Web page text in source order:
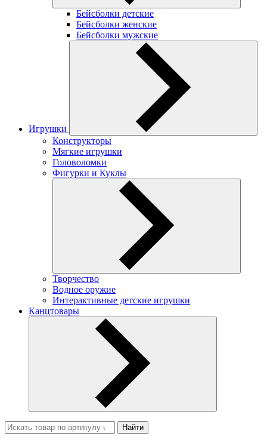
Бейсболки детские
Бейсболки женские
Бейсболки мужские
Игрушки
Конструкторы
Мягкие игрушки
Головоломки
Фигурки и Куклы
Творчество
Водное оружие
Интерактивные детские игрушки
Канцтовары
Найти